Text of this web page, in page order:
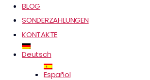
BLOG
SONDERZAHLUNGEN
KONTAKTE
Deutsch
Español